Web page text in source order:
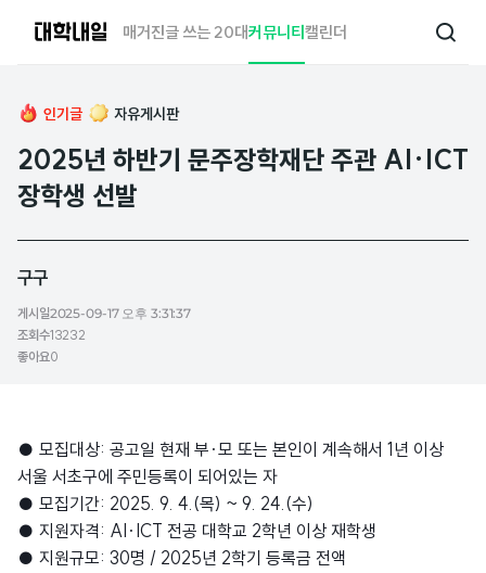
매거진글 쓰는 20대커뮤니티캘린더
검
인기글 자유게시판
2025년 하반기 문주장학재단 주관 AI·ICT
장학생 선발
구구
게시일2025-09-17 오후 3:31:37
조회수13232
좋아요0
● 모집대상: 공고일 현재 부·모 또는 본인이 계속해서 1년 이상
서울 서초구에 주민등록이 되어있는 자
● 모집기간: 2025. 9. 4.(목) ~ 9. 24.(수)
● 지원자격: AI·ICT 전공 대학교 2학년 이상 재학생
● 지원규모: 30명 / 2025년 2학기 등록금 전액